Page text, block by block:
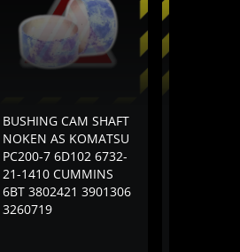
BUSHING CAM SHAFT
NOKEN AS KOMATSU
PC200-7 6D102 6732-
21-1410 CUMMINS
6BT 3802421 3901306
3260719